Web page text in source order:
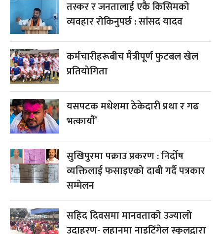
तस्कर र जनतालाई एकै किसिमको
व्यवहार रोकिनुपर्छ : सांसद यादव
कर्मचारीहरूबीच मैत्रीपूर्ण फुटबल खेल
प्रतियोगिता
यसपटक मधेशमा ठेकेदारी प्रथा र गढ
भत्कायौं’
सुखिपुरमा पक्राउ प्रकरण : निर्दोष
व्यक्तिलाई फसाइएको दाबी गर्दै पत्रकार
सम्मेलन
सहिद दिवसमा मानवताको उज्यालो
उदाहरण- लहानमा नाइटिंगेल स्कूलद्वारा